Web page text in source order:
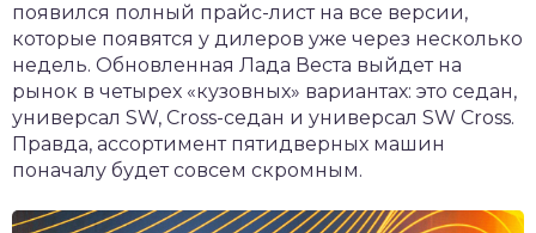
появился полный прайс-лист на все версии,
которые появятся у дилеров уже через несколько
недель. Обновленная Лада Веста выйдет на
рынок в четырех «кузовных» вариантах: это седан,
универсал SW, Cross-седан и универсал SW Cross.
Правда, ассортимент пятидверных машин
поначалу будет совсем скромным.